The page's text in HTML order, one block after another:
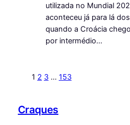
utilizada no Mundial
aconteceu já para lá
quando a Croácia
por intermédio…
1 2 3 … 153
Craques